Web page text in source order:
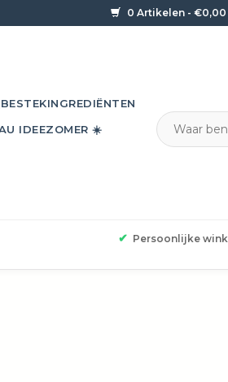
0 Artikelen - €0,00
BESTEKINGREDIËNTEN
IDEEZOMER ☀️
✔ Persoonlijke